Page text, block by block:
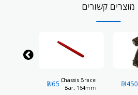
מוצרים קשורים
₪450
Chassis Brace
Bar, 164mm
₪65